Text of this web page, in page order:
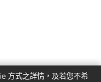
方式之詳情，及若您不希